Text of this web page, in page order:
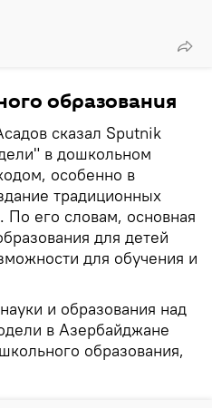
образования
сказал Sputnik
в дошкольном
особенно в
традиционных
По его словам, основная
для детей
для обучения и
и образования над
в Азербайджане
образования,